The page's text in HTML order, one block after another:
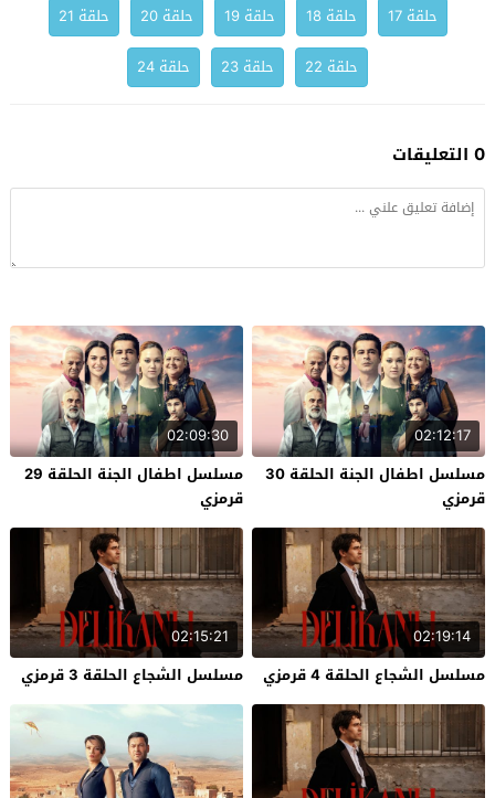
حلقة 17
حلقة 18 حلقة 19 حلقة 20
حلقة 21
حلقة 22
حلقة 23 حلقة 24
0 التعليقات
02:12:17
مسلسل اطفال الجنة الحلقة 30
قرمزي
02:09:30
مسلسل اطفال الجنة الحلقة 29
قرمزي
02:19:14
مسلسل الشجاع الحلقة 4 قرمزي
02:15:21
مسلسل الشجاع الحلقة 3 قرمزي